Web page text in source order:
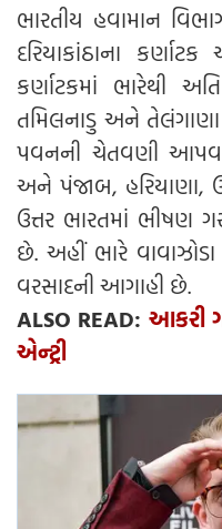
ભારતીય હવામાન
દરિયાકાંઠાના
કર્ણાટકમાં ભારેથી
તમિલનાડુ અને
પવનની ચેતવણી
અને પંજાબ, હરિયાણા,
ઉત્તર ભારતમાં ભીષણ
છે. અહીં ભારે
વરસાદની આગાહી છે.
ALSO READ: આકરી
એન્ટ્રી